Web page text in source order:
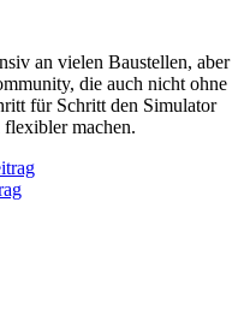
an vielen Baustellen, aber
die auch nicht ohne
für Schritt den Simulator
flexibler machen.